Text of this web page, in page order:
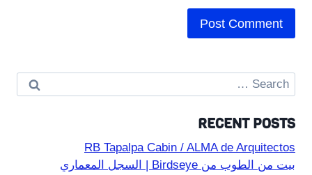
Search
for:
RECENT POSTS
RB Tapalpa Cabin / ALMA de Arquitectos
بيت من الطوب من Birdseye | السجل المعماري